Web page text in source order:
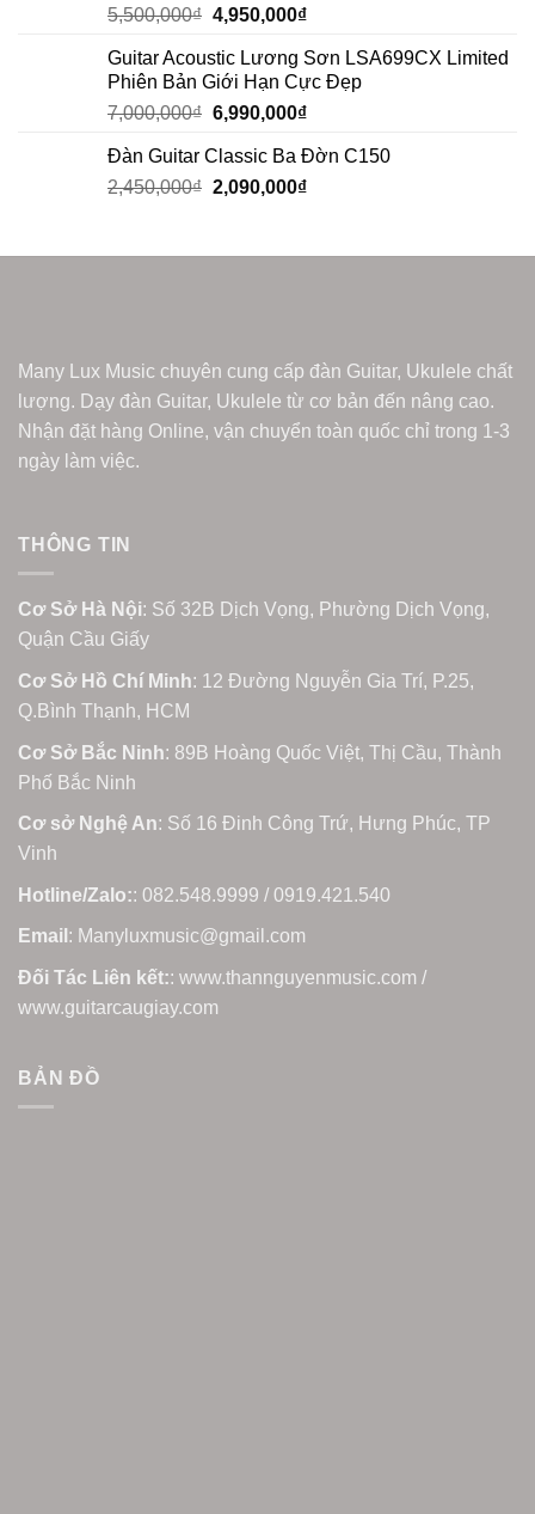
Rated5.00
out of 5
5,500,000₫ 4,950,000₫
Guitar Acoustic Lương Sơn LSA699CX Limited
Phiên Bản Giới Hạn Cực Đẹp
7,000,000₫ 6,990,000₫
Đàn Guitar Classic Ba Đờn C150
2,450,000₫ 2,090,000₫
Many Lux Music chuyên cung cấp đàn Guitar, Ukulele chất
lượng. Dạy đàn Guitar, Ukulele từ cơ bản đến nâng cao.
Nhận đặt hàng Online, vận chuyển toàn quốc chỉ trong 1-3
ngày làm việc.
THÔNG TIN
Cơ Sở Hà Nội: Số 32B Dịch Vọng, Phường Dịch Vọng,
Quận Cầu Giấy
Cơ Sở Hồ Chí Minh: 12 Đường Nguyễn Gia Trí, P.25,
Q.Bình Thạnh, HCM
Cơ Sở Bắc Ninh: 89B Hoàng Quốc Việt, Thị Cầu, Thành
Phố Bắc Ninh
Cơ sở Nghệ An: Số 16 Đinh Công Trứ, Hưng Phúc, TP
Vinh
Hotline/Zalo:: 082.548.9999 / 0919.421.540
Email : Manyluxmusic@gmail.com
Đối Tác Liên kết:: www.thannguyenmusic.com /
www.guitarcaugiay.com
BẢN ĐỒ